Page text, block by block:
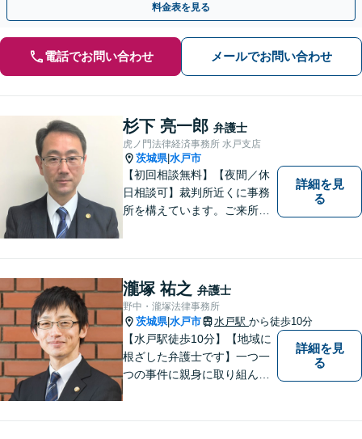
料金表を見る
電話でお問い合わせ メールでお問い合わせ
杉下 亮一郎 弁護士
虎ノ門法律経済事務所 水戸支店
茨城県|水戸市
【初回相談無料】【夜間／休
日相談可】裁判所近くに事務
所を構えています。ご来所・
談ください。ご依頼者様とと
もに最善の解決を目指しま
す。
詳細を見
る
瀧塚 祐之 弁護士
野中・瀧塚法律事務所
茨城県|水戸市 水戸駅 から徒歩10分
【水戸駅徒歩10分】【地域に
根ざした弁護士です】一つ一
つの事件に親身に取り組んで
詳細を見
る